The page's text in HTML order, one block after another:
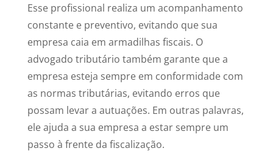
Esse profissional realiza um acompanhamento
constante e preventivo, evitando que sua
empresa caia em armadilhas fiscais. O
advogado tributário também garante que a
empresa esteja sempre em conformidade com
as normas tributárias, evitando erros que
possam levar a autuações. Em outras palavras,
ele ajuda a sua empresa a estar sempre um
passo à frente da fiscalização.